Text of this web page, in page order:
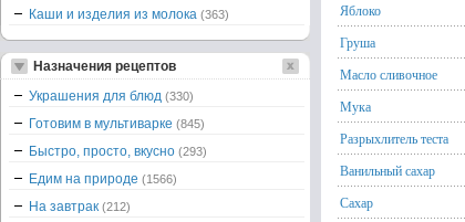
Яблоко
Груша
Масло сливочное
Мука
Разрыхлитель теста
Ванильный сахар
Сахар
Каши и изделия из молока (363)
Назначения рецептов
Украшения для блюд (330)
Готовим в мультиварке (845)
Быстро, просто, вкусно (293)
Едим на природе (1566)
На завтрак (212)